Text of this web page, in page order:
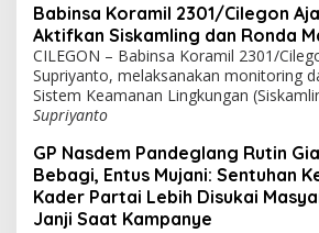
Babinsa Koramil 2301/Cilegon
Aktifkan Siskamling dan Ronda
CILEGON – Babinsa Koramil 2301/
Supriyanto, melaksanakan monitoring
Sistem Keamanan Lingkungan
Supriyanto
GP Nasdem Pandeglang Rutin
Bebagi, Entus Mujani: Sentuhan
Kader Partai Lebih Disukai
Janji Saat Kampanye